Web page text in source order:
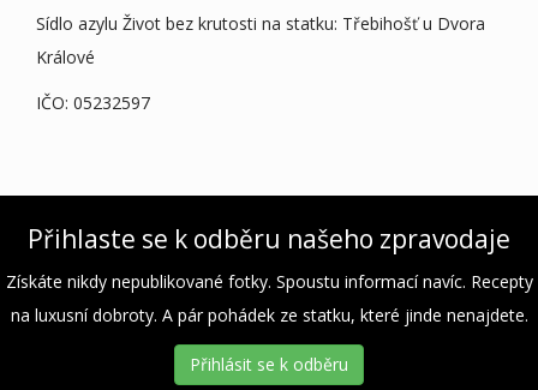
Sídlo azylu Život bez krutosti na statku: Třebihošť u Dvora
Králové
IČO: 05232597
Přihlaste se k odběru našeho zpravodaje
Získáte nikdy nepublikované fotky. Spoustu informací navíc. Recepty
na luxusní dobroty. A pár pohádek ze statku, které jinde nenajdete.
Přihlásit se k odběru